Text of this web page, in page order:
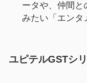
ータや、仲間と
みたい「エンタ
ユピテルGSTシ